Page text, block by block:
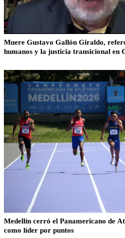
Muere Gustavo Gallón Giraldo,
humanos y la justicia transicional en
Medellín cerró el Panamericano de
como líder por puntos